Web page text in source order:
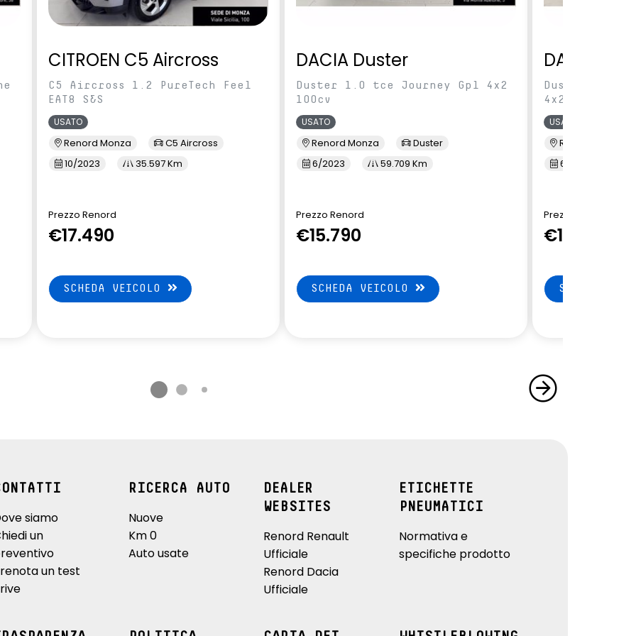
CITROEN C5 Aircross
C5 Aircross 1.2 PureTech Feel
EAT8 S&S
USATO
Renord Monza
C5 Aircross
10/2023
35.597 Km
Prezzo Renord
€17.490
SCHEDA VEICOLO
DACIA Duster
Duster 1.0 tce Journey Gpl 4x2
100cv
USATO
Renord Monza
Duster
6/2023
59.709 Km
Prezzo Renord
€15.790
SCHEDA VEICOLO
DACIA
Duster 1.0
4x2 100cv
USATO
Renord Monza
6/2023
Prezzo Renord
€15.900
SCHEDA
siamo
un
un test
RICERCA AUTO
Nuove
Km 0
Auto usate
DEALER
WEBSITES
Renord Renault
Ufficiale
Renord Dacia
Ufficiale
ETICHETTE
PNEUMATICI
Normativa e
specifiche prodotto